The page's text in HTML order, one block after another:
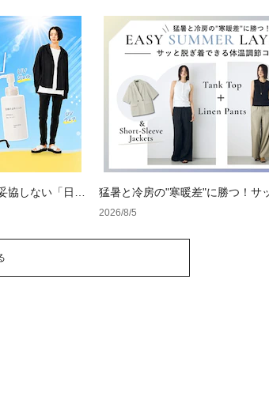
協しない「日焼
猛暑と冷房の"寒暖差"に勝つ！サ
る体温調節コーデ
2026/8/5